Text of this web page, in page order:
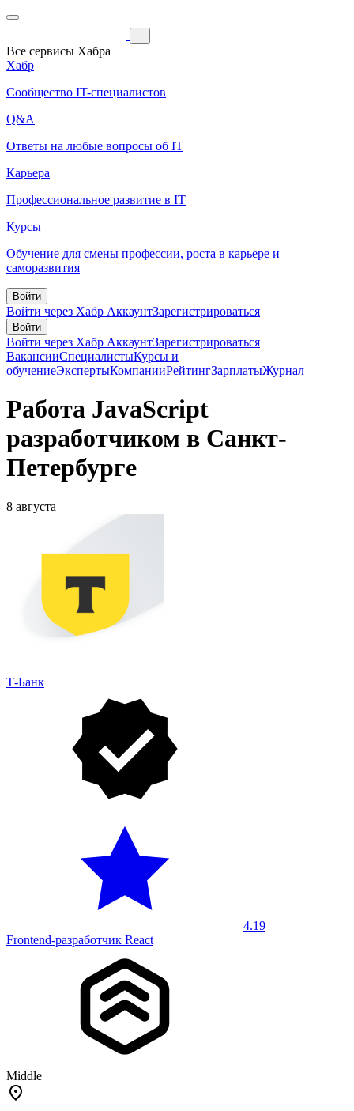
Все сервисы Хабра
Хабр
Сообщество IT-специалистов
Q&A
Ответы на любые вопросы об IT
Карьера
Профессиональное развитие в IT
Курсы
Обучение для смены профессии, роста в карьере и
саморазвития
Войти
Войти через Хабр АккаунтЗарегистрироваться
Войти
Войти через Хабр АккаунтЗарегистрироваться
ВакансииСпециалистыКурсы и
обучениеЭкспертыКомпанииРейтингЗарплатыЖурнал
Работа JavaScript
разработчиком в Санкт-
Петербурге
8 августа
Т-Банк
4.19
Frontend-разработчик React
Middle